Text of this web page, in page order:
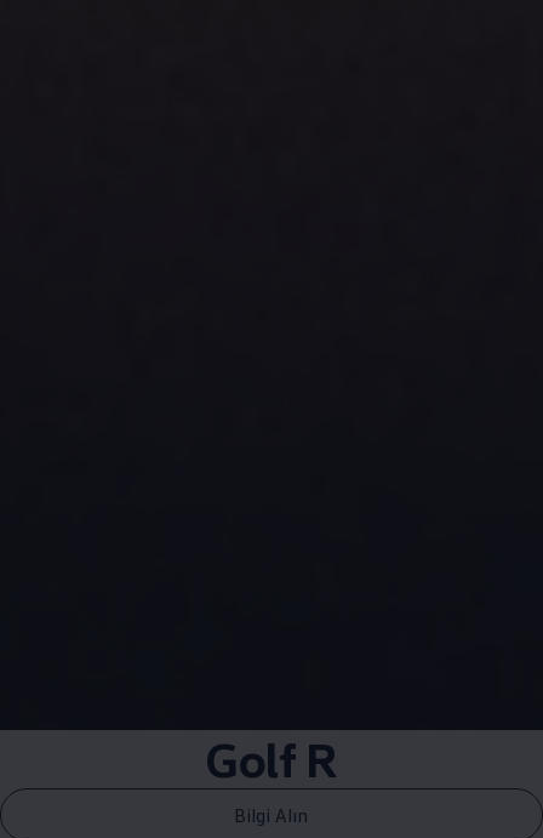
Golf R
Bilgi Alın